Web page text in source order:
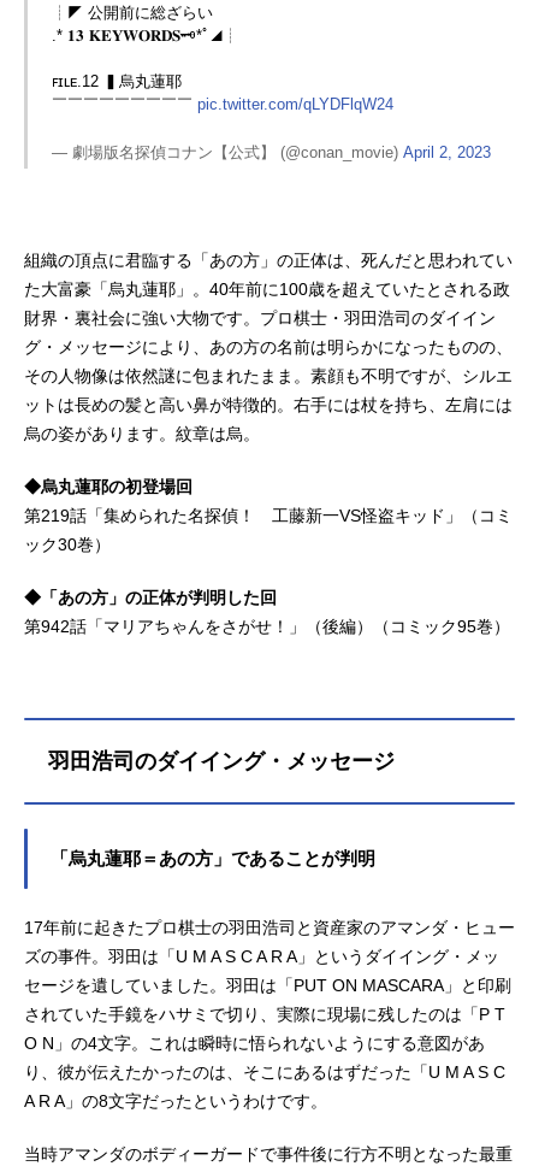
┊︎◤ 公開前に総ざらい
.* 𝟏𝟑 𝐊𝐄𝐘𝐖𝐎𝐑𝐃𝐒🗝*ﾟ◢┊︎
ꜰɪʟᴇ.12 ▍烏丸蓮耶
￣￣￣￣￣￣￣￣￣ pic.twitter.com/qLYDFlqW24
— 劇場版名探偵コナン【公式】 (@conan_movie) April 2, 2023
組織の頂点に君臨する「あの方」の正体は、死んだと思われてい
た大富豪「烏丸蓮耶」。40年前に100歳を超えていたとされる政
財界・裏社会に強い大物です。プロ棋士・羽田浩司のダイイン
グ・メッセージにより、あの方の名前は明らかになったものの、
その人物像は依然謎に包まれたまま。素顔も不明ですが、シルエ
ットは長めの髪と高い鼻が特徴的。右手には杖を持ち、左肩には
烏の姿があります。紋章は烏。
◆烏丸蓮耶の初登場回
第219話「集められた名探偵！ 工藤新一VS怪盗キッド」（コミ
ック30巻）
◆「あの方」の正体が判明した回
第942話「マリアちゃんをさがせ！」（後編）（コミック95巻）
羽田浩司のダイイング・メッセージ
「烏丸蓮耶＝あの方」であることが判明
17年前に起きたプロ棋士の羽田浩司と資産家のアマンダ・ヒュー
ズの事件。羽田は「U M A S C A R A」というダイイング・メッ
セージを遺していました。羽田は「PUT ON MASCARA」と印刷
されていた手鏡をハサミで切り、実際に現場に残したのは「P T
O N」の4文字。これは瞬時に悟られないようにする意図があ
り、彼が伝えたかったのは、そこにあるはずだった「U M A S C
A R A」の8文字だったというわけです。
当時アマンダのボディーガードで事件後に行方不明となった最重